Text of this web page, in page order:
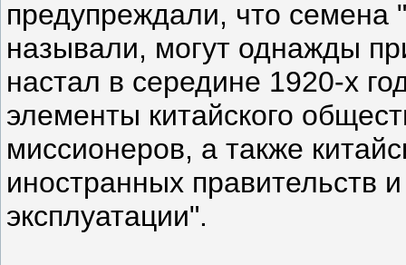
предупреждали, что семена
называли, могут однажды
настал в середине 1920-х
элементы китайского
миссионеров, а также
иностранных правительств
эксплуатации".